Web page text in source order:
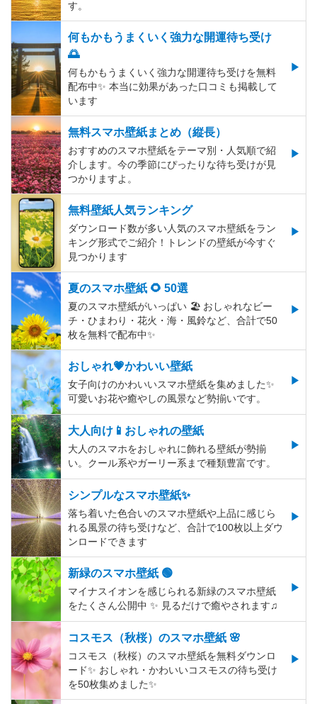
す。
何もかもうまくいく強力な開運待ち受け
🌅
何もかもうまくいく強力な開運待ち受けを無料
配布中✨️ 本当に効果があった口コミも掲載して
います
無料スマホ壁紙まとめ（縦長）
おすすめのスマホ壁紙をテーマ別・人気順で紹
介します。今の季節にぴったりな待ち受けが見
つかりますよ。
無料壁紙人気ランキング
ダウンロード数が多い人気のスマホ壁紙をラン
キング形式でご紹介！トレンドの壁紙が今すぐ
見つかります
夏のスマホ壁紙 🌻 50選
夏のスマホ壁紙がいっぱい 🏖 おしゃれなビー
チ・ひまわり・花火・海・風鈴など、合計で50
枚を無料で配布中✨
おしゃれ💗かわいい壁紙
女子向けのかわいいスマホ壁紙を集めました✨
可愛いお花や癒やしの風景など勢揃いです。
大人向け📱おしゃれの壁紙
大人のスマホをおしゃれに飾れる壁紙が勢揃
い。クール系やガーリー系まで種類豊富です。
シンプルなスマホ壁紙✨
落ち着いた色合いのスマホ壁紙や上品に感じら
れる風景の待ち受けなど、合計で100枚以上ダウ
ンロードできます
新緑のスマホ壁紙 🟢
マイナスイオンを感じられる新緑のスマホ壁紙
をたくさん公開中 ✨ 見るだけで癒やされます♫
コスモス（秋桜）のスマホ壁紙 🌸
コスモス（秋桜）のスマホ壁紙を無料ダウンロ
ード✨️ おしゃれ・かわいいコスモスの待ち受け
を50枚集めました✨️